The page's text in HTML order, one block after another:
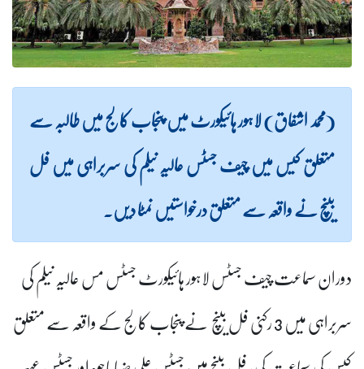
(محمد اشفاق) لاہور ہائیکورٹ میں پنجاب کالج میں طالبہ سے
متعلق کیس میں چیف جسٹس عالیہ نیلم کی سربراہی میں فل
بینچ نے واقعہ سے متعلق درخواستیں نمٹا دیں۔
دوران سماعت چیف جسٹس لاہور ہائیکورٹ جسٹس مس عالیہ نیلم کی
سربراہی میں 3 رکنی فل بینچ نے پنجاب کالج کے واقعہ سے متعلق